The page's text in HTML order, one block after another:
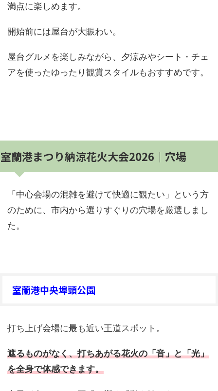
満点に楽しめます。
開始前には屋台が大賑わい。
屋台グルメを楽しみながら、夕涼みやシート・チェ
アを使ったゆったり観賞スタイルもおすすめです。
室蘭港まつり納涼花火大会2026│穴場
「中心会場の混雑を避けて快適に観たい」という方
のために、市内から選りすぐりの穴場を厳選しまし
た。
室蘭港中央埠頭公園
打ち上げ会場に最も近い王道スポット。
遮るものがなく、打ちあがる花火の「音」と「光」
を全身で体感できます。